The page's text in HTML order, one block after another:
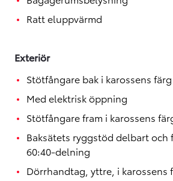
Ratt eluppvärmd
Exteriör
Stötfångare bak i karossens färg
Med elektrisk öppning
Stötfångare fram i karossens
Baksätets ryggstöd delbart och
60:40-delning
Dörrhandtag, yttre, i karossens